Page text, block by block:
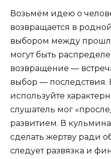
Возьмём идею о
возвращается в
выбором между
могут быть
возвращение —
выбор — последствия.
используйте
слушатель мог
развитием. В
сделать жертву ради
следует развязка и